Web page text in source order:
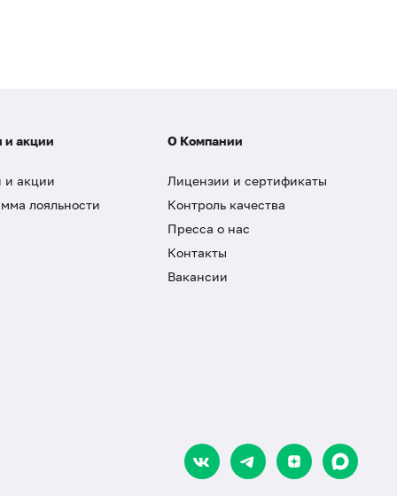
и акции
и акции
лояльности
О Компании
Лицензии и сертификаты
Контроль качества
Пресса о нас
Контакты
Вакансии